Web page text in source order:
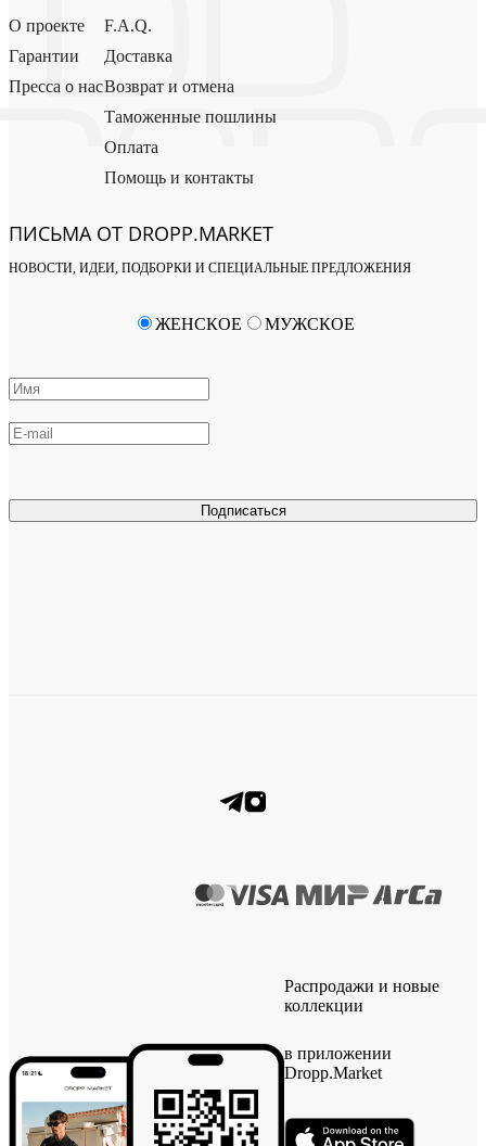
О проекте
Гарантии
Пресса о нас
F.A.Q.
Доставка
Возврат и отмена
Таможенные пошлины
Оплата
Помощь и контакты
ПИСЬМА ОТ DROPP.MARKET
НОВОСТИ, ИДЕИ, ПОДБОРКИ И СПЕЦИАЛЬНЫЕ ПРЕДЛОЖЕНИЯ
Подписаться
ЖЕНСКОЕ МУЖСКОЕ
Распродажи и новые
коллекции
в приложении
Dropp.Market